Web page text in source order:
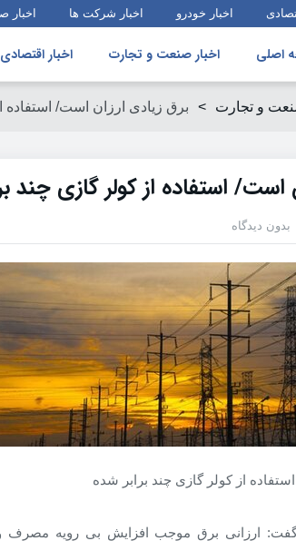
اخبار خودرو اخبار شرکت ها
اصلی اخبار صنعت و تجارت اخبار اقتصادی
و تجارت > برق زیادی ارزان است/ استفاده
است/ استفاده از کولر گازی چند
بدون دیدگاه
از کولر گازی چند برابر شده
ارزانی برق موجب افزایش بی رویه مصرف و